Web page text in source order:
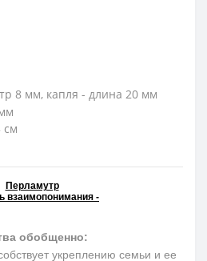
8 мм, капля - длина 20 мм
см
Перламутр
взаимопонимания -
обобщенно:
укреплению семьи и ее